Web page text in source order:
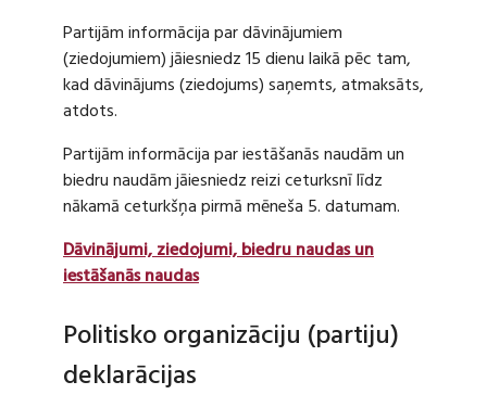
Partijām informācija par dāvinājumiem
(ziedojumiem) jāiesniedz 15 dienu laikā pēc tam,
kad dāvinājums (ziedojums) saņemts, atmaksāts,
atdots.
Partijām informācija par iestāšanās naudām un
biedru naudām jāiesniedz reizi ceturksnī līdz
nākamā ceturkšņa pirmā mēneša 5. datumam.
Dāvinājumi, ziedojumi, biedru naudas un
iestāšanās naudas
Politisko organizāciju (partiju)
deklarācijas